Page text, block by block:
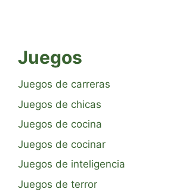
Juegos
Juegos de carreras
Juegos de chicas
Juegos de cocina
Juegos de cocinar
Juegos de inteligencia
Juegos de terror